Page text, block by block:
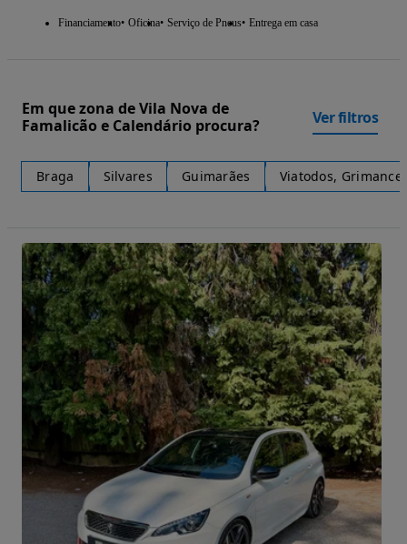
Financiamento Oficina Serviço de Pneus Entrega em casa
Em que zona de Vila Nova de
Famalicão e Calendário procura?
Ver filtros
Braga Silvares Guimarães Viatodos,